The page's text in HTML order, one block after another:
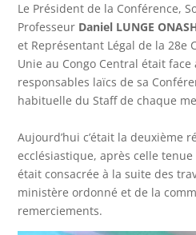
Le Président de la Conférence,
Professeur Daniel LUNGE
et Représentant Légal de la 28e
Unie au Congo Central était face
responsables laïcs de sa
habituelle du Staff de chaque
Aujourd’hui c’était la deuxième
ecclésiastique, après celle
était consacrée à la suite des
ministère ordonné et de la
remerciements.